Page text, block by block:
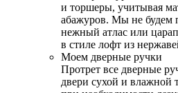
и торшеры, учитывая
абажуров. Мы не будем
нежный атлас или
в стиле лофт из
Моем дверные ручки
Протрет все дверные
двери сухой и влажной